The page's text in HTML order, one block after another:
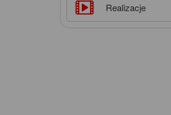
Realizacje